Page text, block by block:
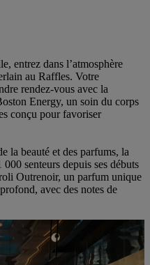
entrez dans l’atmosphère
au Raffles. Votre
rendez-vous avec la
Energy, un soin du corps
conçu pour favoriser
la beauté et des parfums, la
senteurs depuis ses débuts
Outrenoir, un parfum unique
avec des notes de